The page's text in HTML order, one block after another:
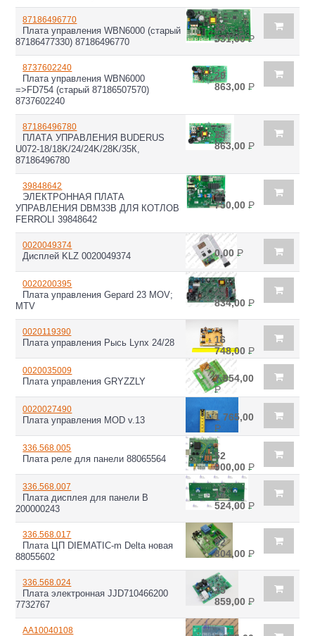
87186496770
Плата управления WBN6000 (старый
87186477330) 87186496770
33
531,00Р
8737602240
Плата управления WBN6000
=>FD754 (старый 87186507570)
8737602240
29
863,00 Р
87186496780
ПЛАТА УПРАВЛЕНИЯ BUDERUS
U072-18/18K/24/24K/28K/35К,
87186496780
29
863,00 Р
39848642
ЭЛЕКТРОННАЯ ПЛАТА
УПРАВЛЕНИЯ DBM33B ДЛЯ КОТЛОВ
FERROLI 39848642
21
750,00 Р
0020049374
Дисплей KLZ 0020049374 0,00 Р
0020200395
Плата управления Gepard 23 MOV;
MTV
29
834,00 Р
0020119390
Плата управления Рысь Lynx 24/28
16
748,00 Р
0020035009
Плата управления GRYZZLY
7 954,00
Р
0020027490
Плата управления MOD v.13
1 765,00
Р
336.568.005
Плата реле для панели 88065564
52
900,00 Р
336.568.007
Плата дисплея для панели В
200000243
17
524,00 Р
336.568.017
Плата ЦП DIEMATIC-m Delta новая
88055602
82
804,00 Р
336.568.024
Плата электронная JJD710466200
7732767
25
859,00 Р
AA10040108